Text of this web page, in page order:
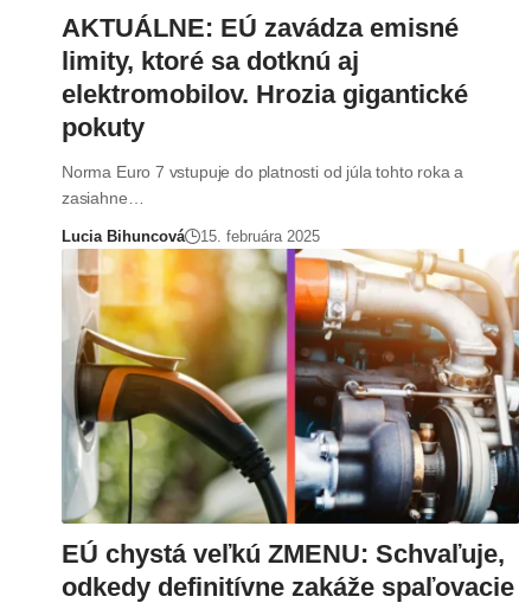
AKTUÁLNE: EÚ zavádza emisné
limity, ktoré sa dotknú aj
elektromobilov. Hrozia gigantické
pokuty
Norma Euro 7 vstupuje do platnosti od júla tohto roka a
zasiahne…
Lucia Bihuncová 15. februára 2025
EÚ chystá veľkú ZMENU: Schvaľuje,
odkedy definitívne zakáže spaľovacie